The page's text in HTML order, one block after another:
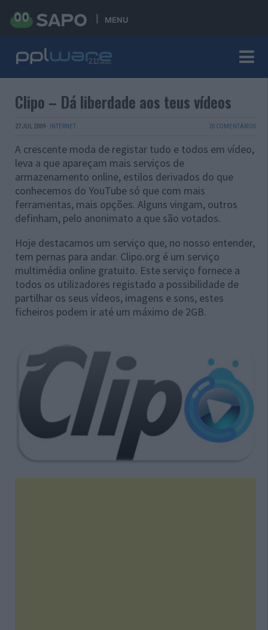
MENU
Clipo – Dá liberdade aos teus vídeos
27 JUL 2009 · INTERNET 20 COMENTÁRIOS
A crescente moda de registar tudo e todos em vídeo,
leva a que apareçam mais serviços de
armazenamento online, estilos derivados do que
conhecemos do YouTube só que com mais
ferramentas, mais opções. Alguns vingam, outros
definham, pelo anonimato a que são votados.
Hoje destacamos um serviço que, no nosso entender,
tem pernas para andar. Clipo.org é um serviço
multimédia online gratuito. Este serviço fornece a
todos os utilizadores registado a possibilidade de
partilhar os seus vídeos, imagens e sons, estes
ficheiros podem ir até um máximo de 2GB.